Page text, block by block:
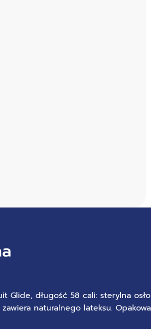
Glide, długość 58 cali: sterylna
naturalnego lateksu.